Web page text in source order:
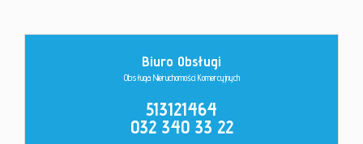
Biuro Obsługi
Obsługa Nieruchomości Komercyjnych
513121464
032 340 33 22